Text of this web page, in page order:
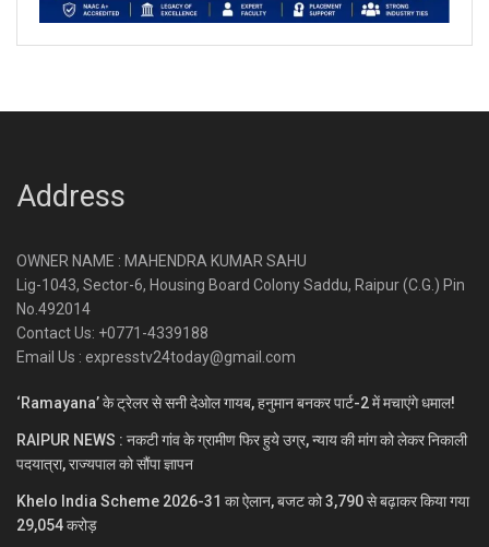
Address
OWNER NAME : MAHENDRA KUMAR SAHU
Lig-1043, Sector-6, Housing Board Colony Saddu, Raipur (C.G.) Pin
No.492014
Contact Us: +0771-4339188
Email Us : expresstv24today@gmail.com
‘Ramayana’ के ट्रेलर से सनी देओल गायब, हनुमान बनकर पार्ट-2 में मचाएंगे धमाल!
RAIPUR NEWS : नकटी गांव के ग्रामीण फिर हुये उग्र, न्याय की मांग को लेकर निकाली
पदयात्रा, राज्यपाल को सौंपा ज्ञापन
Khelo India Scheme 2026-31 का ऐलान, बजट को 3,790 से बढ़ाकर किया गया
29,054 करोड़